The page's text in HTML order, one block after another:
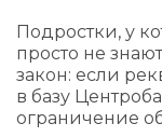
Подростки, у
просто не
закон: если
в базу
ограничение